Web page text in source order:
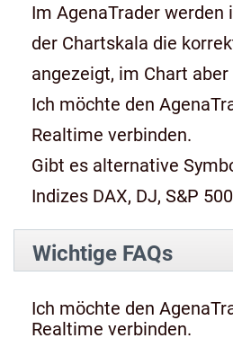
Im AgenaTrader werden
der Chartskala die
angezeigt, im Chart
Ich möchte den
Realtime verbinden.
Gibt es alternative
Indizes DAX, DJ, S&P
Wichtige FAQs
Ich möchte den
Realtime verbinden.